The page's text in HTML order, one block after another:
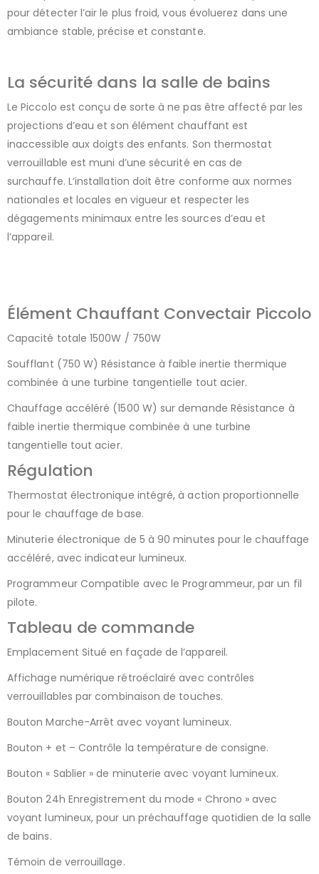
pour détecter l’air le plus froid, vous évoluerez dans une
ambiance stable, précise et constante.
La sécurité dans la salle de bains
Le Piccolo est conçu de sorte à ne pas être affecté par les
projections d’eau et son élément chauffant est
inaccessible aux doigts des enfants. Son thermostat
verrouillable est muni d’une sécurité en cas de
surchauffe. L’installation doit être conforme aux normes
nationales et locales en vigueur et respecter les
dégagements minimaux entre les sources d’eau et
l’appareil.
Élément Chauffant Convectair Piccolo
Capacité totale 1500W / 750W
Soufflant (750 W) Résistance à faible inertie thermique
combinée à une turbine tangentielle tout acier.
Chauffage accéléré (1500 W) sur demande Résistance à
faible inertie thermique combinée à une turbine
tangentielle tout acier.
Régulation
Thermostat électronique intégré, à action proportionnelle
pour le chauffage de base.
Minuterie électronique de 5 à 90 minutes pour le chauffage
accéléré, avec indicateur lumineux.
Programmeur Compatible avec le Programmeur, par un fil
pilote.
Tableau de commande
Emplacement Situé en façade de l’appareil.
Affichage numérique rétroéclairé avec contrôles
verrouillables par combinaison de touches.
Bouton Marche-Arrêt avec voyant lumineux.
Bouton + et – Contrôle la température de consigne.
Bouton « Sablier » de minuterie avec voyant lumineux.
Bouton 24h Enregistrement du mode « Chrono » avec
voyant lumineux, pour un préchauffage quotidien de la salle
de bains.
Témoin de verrouillage.